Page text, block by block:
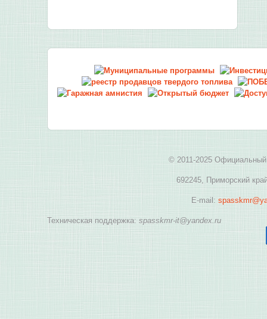
© 2011-2025 Официальный
692245, Приморский
E-mail:
Техническая поддержка: spasskmr-it@yandex.ru